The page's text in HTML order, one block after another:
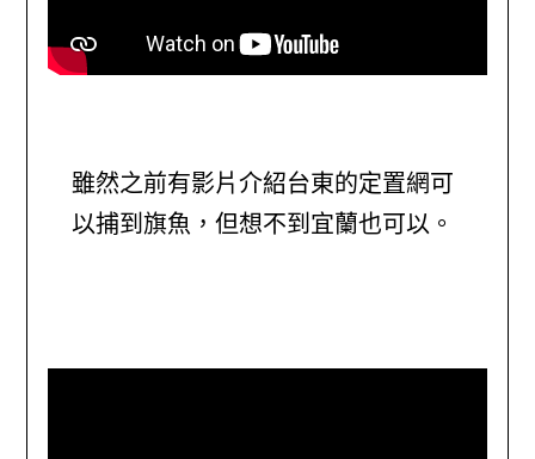
雖然之前有影片介紹台東的定置網可
以捕到旗魚，但想不到宜蘭也可以。